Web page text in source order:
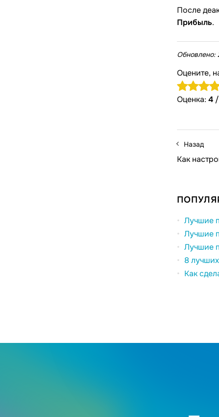
После
Прибыль.
Обновлено:
Оцените,
Оценка: 4 /
Назад
Как
Лучшие
Лучшие
Лучшие
8
Как